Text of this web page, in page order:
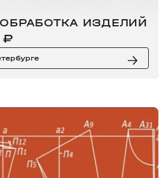
ИЗДЕЛИЙ
₽
ПОРТНОЙ.
РАЗРЯДА